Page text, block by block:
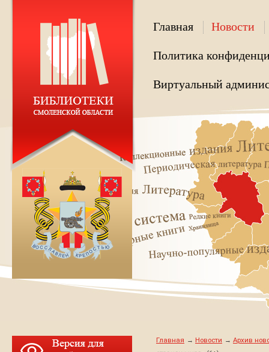
Главная Новости
Политика
Виртуальный
Главная Новости
Архив